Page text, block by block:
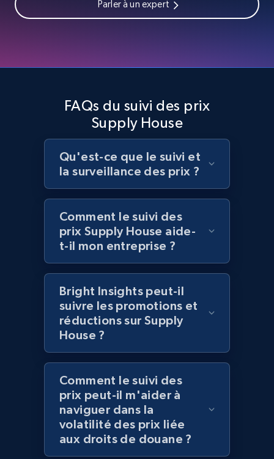
specified UPC
Sku, Product id, Product name, Manufacturer,
and more.
Home Depot US - Discovery products by
specific category URL
URL, Domain, Country code, Model number,
Sku, Product id, Product name, Manufacturer,
and more.
355+
Title, Seller name, Brand, Description, Initial
price, Currency, Availability, Reviews count, and
2.1K+ 375+ Commencer
Parler à un expert
FAQs du suivi des prix
Supply House
Qu'est-ce que le suivi et
la surveillance des prix ?
Comment le suivi des
prix Supply House aide-
t-il mon entreprise ?
Bright Insights peut-il
suivre les promotions et
réductions sur Supply
House ?
Comment le suivi des
prix peut-il m'aider à
naviguer dans la
volatilité des prix liée
aux droits de douane ?